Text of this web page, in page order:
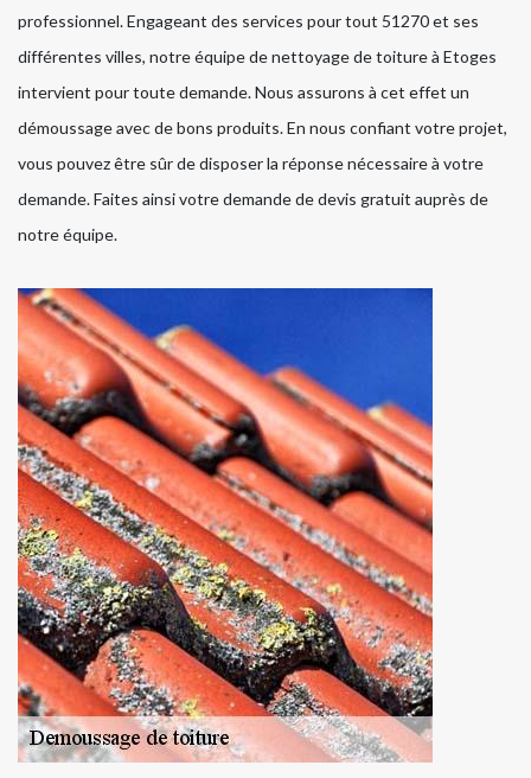
professionnel. Engageant des services pour tout 51270 et ses
différentes villes, notre équipe de nettoyage de toiture à Etoges
intervient pour toute demande. Nous assurons à cet effet un
démoussage avec de bons produits. En nous confiant votre projet,
vous pouvez être sûr de disposer la réponse nécessaire à votre
demande. Faites ainsi votre demande de devis gratuit auprès de
notre équipe.